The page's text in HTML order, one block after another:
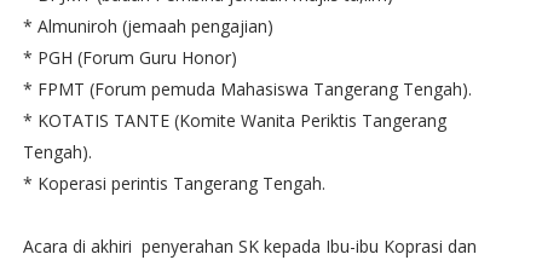
* Almuniroh (jemaah pengajian)
* PGH (Forum Guru Honor)
* FPMT (Forum pemuda Mahasiswa Tangerang Tengah).
* KOTATIS TANTE (Komite Wanita Periktis Tangerang
Tengah).
* Koperasi perintis Tangerang Tengah.
Acara di akhiri penyerahan SK kepada Ibu-ibu Koprasi dan